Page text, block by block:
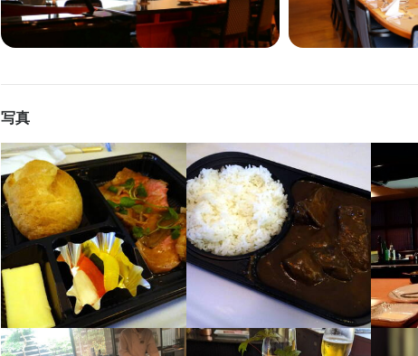
写真
はじめは分からないのは当たり前、親切にご指導いたしますので心配い
身に付くスキル
高級食材の知識
応募資格
必須スキル・経験
飲食店での調理経験 飲食店での接客経験
求める人物像
店名
鉄板グリル鎌倉山
勤務地
神奈川県藤沢市南藤沢2-1-2 ザ・プライム 7F
連絡先
046-627-1617
法人名・事業者名
株式会社エコノミー湘南
最終更新日2026/08/04